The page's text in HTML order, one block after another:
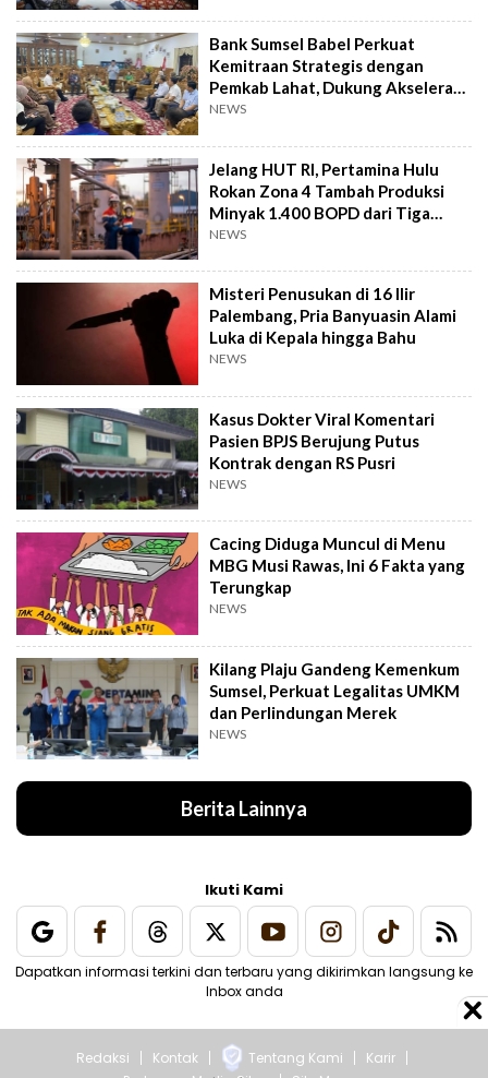
Bank Sumsel Babel Perkuat
Kemitraan Strategis dengan
Pemkab Lahat, Dukung Akselerasi
Ekonomi Daerah
NEWS
Jelang HUT RI, Pertamina Hulu
Rokan Zona 4 Tambah Produksi
Minyak 1.400 BOPD dari Tiga
Sumur Baru
NEWS
Misteri Penusukan di 16 Ilir
Palembang, Pria Banyuasin Alami
Luka di Kepala hingga Bahu
NEWS
Kasus Dokter Viral Komentari
Pasien BPJS Berujung Putus
Kontrak dengan RS Pusri
NEWS
Cacing Diduga Muncul di Menu
MBG Musi Rawas, Ini 6 Fakta yang
Terungkap
NEWS
Kilang Plaju Gandeng Kemenkum
Sumsel, Perkuat Legalitas UMKM
dan Perlindungan Merek
NEWS
Berita Lainnya
Ikuti Kami
Dapatkan informasi terkini dan terbaru yang dikirimkan langsung ke
Inbox anda
Redaksi Kontak Tentang Kami
Karir